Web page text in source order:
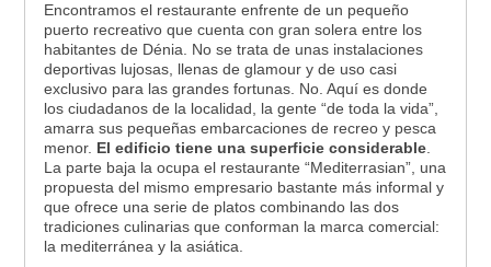
Encontramos el restaurante enfrente de un pequeño
puerto recreativo que cuenta con gran solera entre los
habitantes de Dénia. No se trata de unas instalaciones
deportivas lujosas, llenas de glamour y de uso casi
exclusivo para las grandes fortunas. No. Aquí es donde
los ciudadanos de la localidad, la gente “de toda la vida”,
amarra sus pequeñas embarcaciones de recreo y pesca
menor. El edificio tiene una superficie considerable.
La parte baja la ocupa el restaurante “Mediterrasian”, una
propuesta del mismo empresario bastante más informal y
que ofrece una serie de platos combinando las dos
tradiciones culinarias que conforman la marca comercial:
la mediterránea y la asiática.